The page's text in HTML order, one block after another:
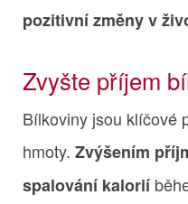
pozitivní změny v
Zvyšte příjem
Bílkoviny jsou klíčové
hmoty. Zvýšením
spalování kalorií